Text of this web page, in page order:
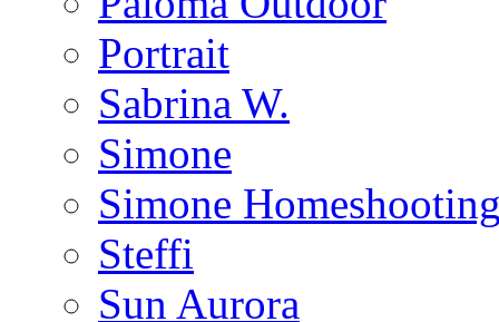
Portrait
Sabrina W.
Simone
Simone
Steffi
Sun Aurora